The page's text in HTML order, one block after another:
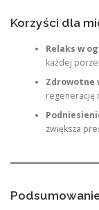
Korzyści dla
Relaks w
każdej porze.
Zdrowotne
regenerację
zwiększa